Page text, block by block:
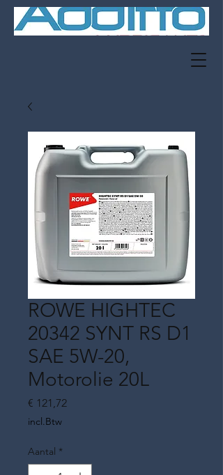
ROWE HIGHTEC
20342 SYNT RS D1
SAE 5W-20,
Motorolie 20L
€ 121,72Prijs
incl.Btw
Aantal *